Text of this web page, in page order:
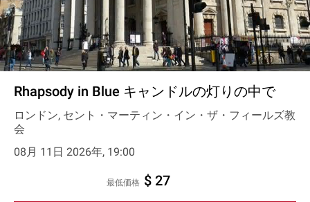
Rhapsody in Blue キャンドルの灯りの中で
ロンドン, セント・マーティン・イン・ザ・フィールズ教
会
08月 11日 2026年, 19:00
最低価格 $ 27